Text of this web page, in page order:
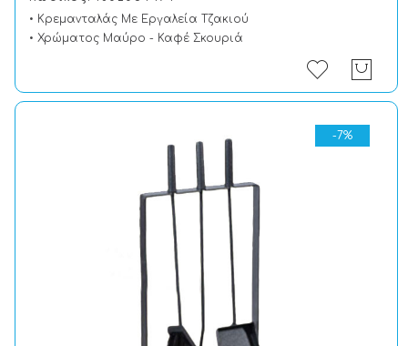
• Κρεμανταλάς Με Εργαλεία Τζακιού
• Χρώματος Μαύρο - Καφέ Σκουριά
-7%